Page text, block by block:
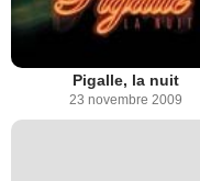
Pigalle, la nuit
23 novembre 2009